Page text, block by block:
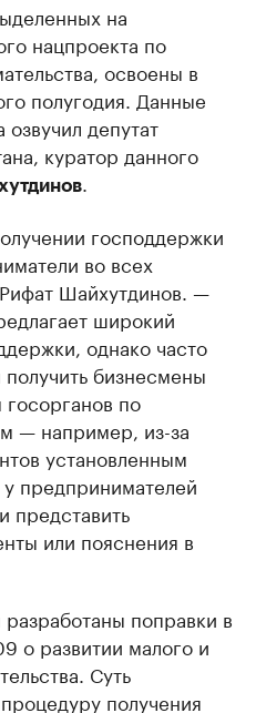
на
нацпроекта по
освоены в
полугодия. Данные
депутат
куратор данного
.
господдержки
во всех
Шайхутдинов. —
широкий
однако часто
бизнесмены
госорганов по
— например, из-за
установленным
предпринимателей
представить
или пояснения в
поправки в
о развитии малого и
Суть
получения